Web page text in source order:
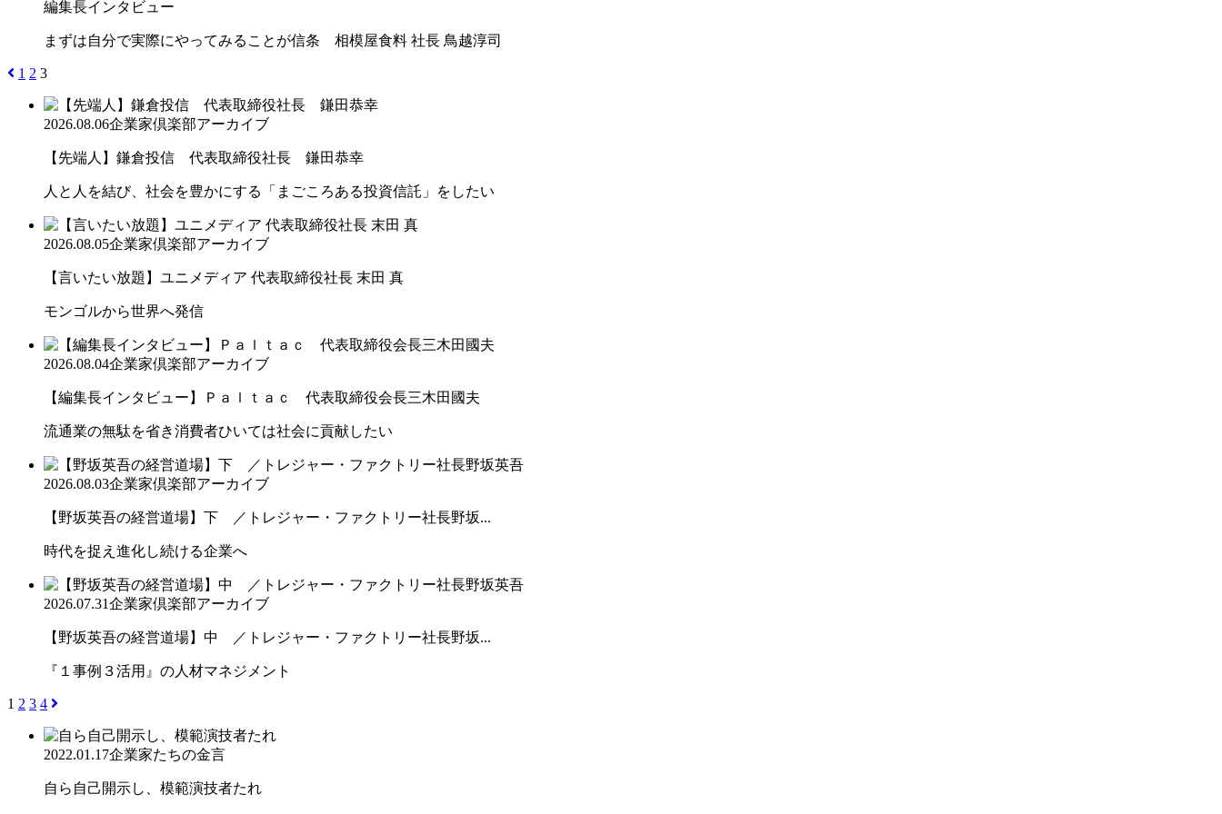
編集長インタビュー
まずは自分で実際にやってみることが信条 相模屋食料 社長 鳥越淳司
1 2 3
2026.08.06企業家倶楽部アーカイブ
【先端人】鎌倉投信 代表取締役社長 鎌田恭幸
人と人を結び、社会を豊かにする「まごころある投資信託」をしたい
2026.08.05企業家倶楽部アーカイブ
【言いたい放題】ユニメディア 代表取締役社長 末田 真
モンゴルから世界へ発信
2026.08.04企業家倶楽部アーカイブ
【編集長インタビュー】Ｐａｌｔａｃ 代表取締役会長三木田國夫
流通業の無駄を省き消費者ひいては社会に貢献したい
2026.08.03企業家倶楽部アーカイブ
【野坂英吾の経営道場】下 ／トレジャー・ファクトリー社長野坂...
時代を捉え進化し続ける企業へ
2026.07.31企業家倶楽部アーカイブ
【野坂英吾の経営道場】中 ／トレジャー・ファクトリー社長野坂...
『１事例３活用』の人材マネジメント
1 2 3 4
2022.01.17企業家たちの金言
自ら自己開示し、模範演技者たれ